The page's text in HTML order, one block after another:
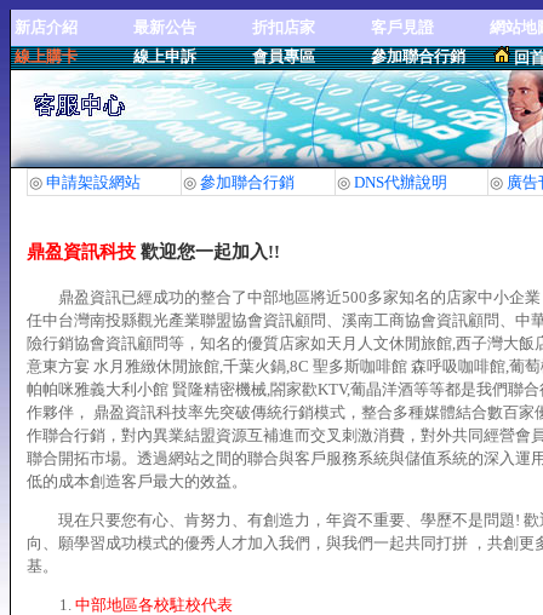
新店介紹 最新公告 折扣店家 客戶見證
網站地
線上購卡
線上申訴 會員專區 參加聯合行銷 回
◎ 申請架設網站 ◎ 參加聯合行銷 ◎ DNS代辦說明 ◎ 廣告
鼎盈資訊科技歡迎您一起加入!!
鼎盈資訊已經成功的整合了中部地區將近500多家知名的店家中小企業
任中台灣南投縣觀光產業聯盟協會資訊顧問、溪南工商協會資訊顧問、中
險行銷協會資訊顧問等，知名的優質店家如天月人文休閒旅館,西子灣大飯
意東方宴 水月雅緻休閒旅館,千葉火鍋,8C 聖多斯咖啡館 森呼吸咖啡館,葡
帕帕咪雅義大利小館 賢隆精密機械,閤家歡KTV,葡晶洋酒等等都是我們聯
作夥伴， 鼎盈資訊科技率先突破傳統行銷模式，整合多種媒體結合數百家
作聯合行銷，對內異業結盟資源互補進而交叉刺激消費，對外共同經營會
聯合開拓市場。透過網站之間的聯合與客戶服務系統與儲值系統的深入運
低的成本創造客戶最大的效益。
現在只要您有心、肯努力、有創造力，年資不重要、學歷不是問題! 歡
向、願學習成功模式的優秀人才加入我們，與我們一起共同打拼 ，共創更
基。
中部地區各校駐校代表